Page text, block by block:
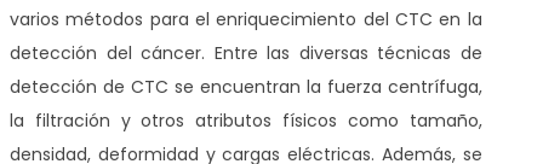
varios métodos para el enriquecimiento del CTC en la
detección del cáncer. Entre las diversas técnicas de
detección de CTC se encuentran la fuerza centrífuga,
la filtración y otros atributos físicos como tamaño,
densidad, deformidad y cargas eléctricas. Además, se